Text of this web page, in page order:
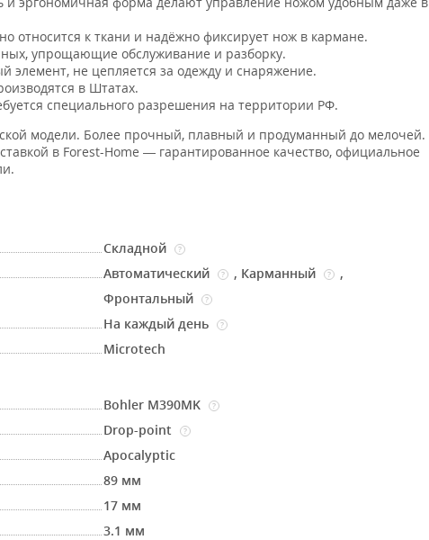
относится к ткани и надёжно фиксирует нож в кармане.
упрощающие обслуживание и разборку.
элемент, не цепляется за одежду и снаряжение.
в Штатах.
специального разрешения на территории РФ.
модели. Более прочный, плавный и продуманный до мелочей.
в Forest-Home — гарантированное качество, официальное
Складной ?
Автоматический ? , Карманный ?
,
Фронтальный
?
На каждый день ?
Microtech
Bohler M390MK ?
Drop-point ?
Apocalyptic
89 мм
17 мм
3.1 мм